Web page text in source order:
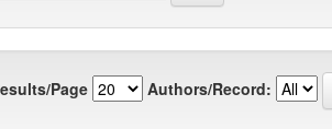
Page Authors/Record: